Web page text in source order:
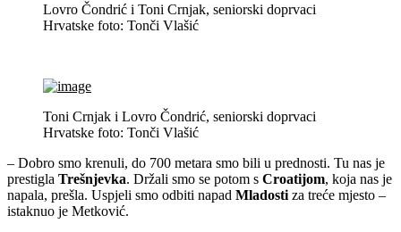
Lovro Čondrić i Toni Crnjak, seniorski doprvaci
Hrvatske foto: Tonči Vlašić
Toni Crnjak i Lovro Čondrić, seniorski doprvaci
Hrvatske foto: Tonči Vlašić
– Dobro smo krenuli, do 700 metara smo bili u prednosti. Tu nas je
prestigla Trešnjevka. Držali smo se potom s Croatijom, koja nas je
napala, prešla. Uspjeli smo odbiti napad Mladosti za treće mjesto –
istaknuo je Metković.